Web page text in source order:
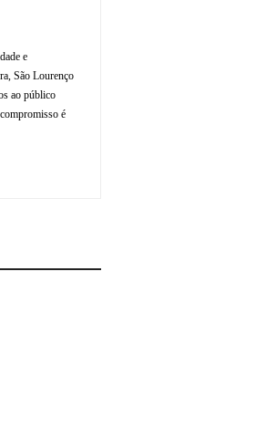
e
São Lourenço
ao público
é